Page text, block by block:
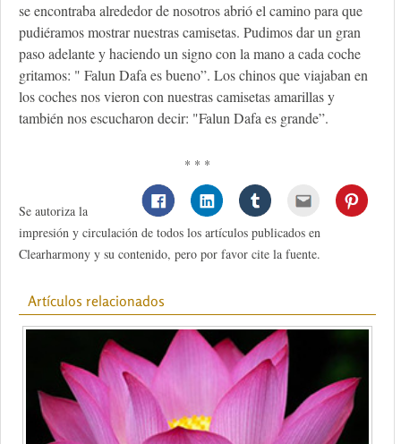
se encontraba alrededor de nosotros abrió el camino para que
pudiéramos mostrar nuestras camisetas. Pudimos dar un gran
paso adelante y haciendo un signo con la mano a cada coche
gritamos: " Falun Dafa es bueno”. Los chinos que viajaban en
los coches nos vieron con nuestras camisetas amarillas y
también nos escucharon decir: "Falun Dafa es grande”.
* * *
Se autoriza la
impresión y circulación de todos los artículos publicados en
Clearharmony y su contenido, pero por favor cite la fuente.
Artículos relacionados